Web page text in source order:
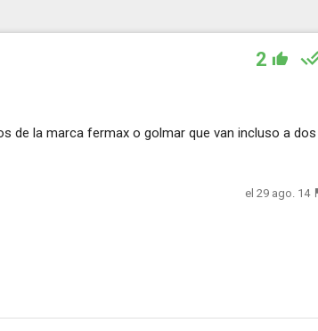
2
de la marca fermax o golmar que van incluso a dos
el 29 ago. 14